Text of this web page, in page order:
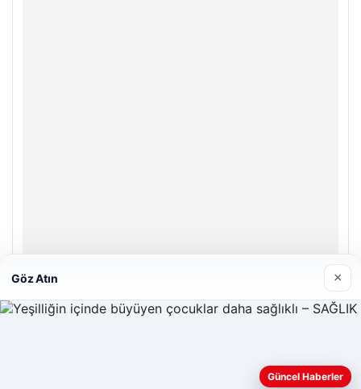
Bulkoon Toptan Ayakkabı
03/05/2026
Göz Atın ×
Güncel Haberler